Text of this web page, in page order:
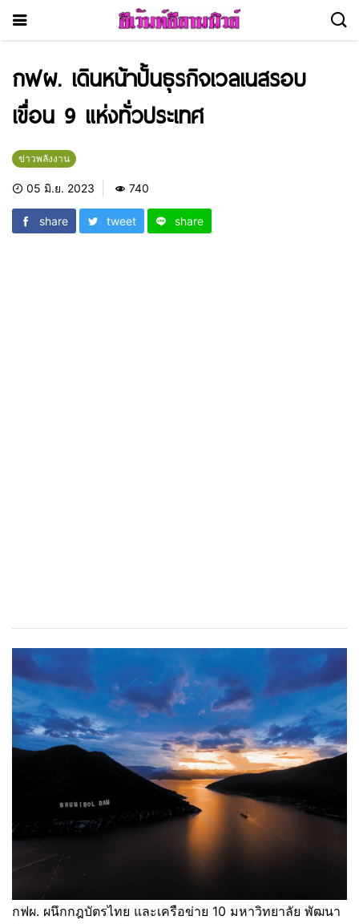
กฟผ. เดินหน้าปั้นธุรกิจเวลเนสรอบ
เขื่อน 9 แห่งทั่วประเทศ
ข่าวพลังงาน
05 มิ.ย. 2023 740
share tweet share
กฟผ. ผนึกกฎบัตรไทย และเครือข่าย 10 มหาวิทยาลัย พัฒนา